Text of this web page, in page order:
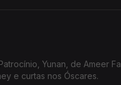
Yunan, de Ameer
e curtas nos Óscares.